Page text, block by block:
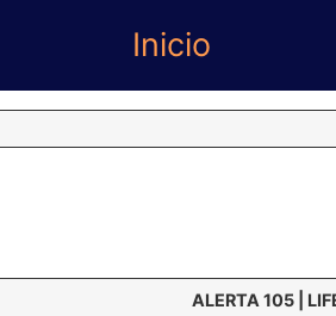
Inicio
ALERTA 105 |